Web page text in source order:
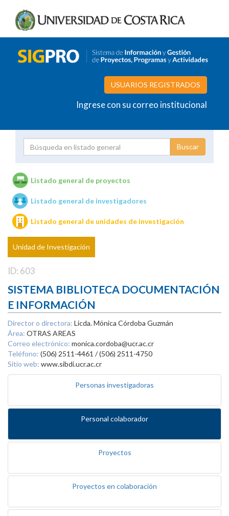
USUARIOS REGISTRADOS
Ingrese con su correo institucional
Unidades de investigación
Listado general de proyectos
Listado general de investigadores
Listado general de unidades de investigación
Unidad de Investigación
ID: 603
SISTEMA BIBLIOTECA DOCUMENTACIÓN
E INFORMACIÓN
Director o directora: Licda. Mónica Córdoba Guzmán
Área: OTRAS AREAS
Correo electrónico: monica.cordoba@ucr.ac.cr
Teléfono: (506) 2511-4461 / (506) 2511-4750
Sitio web: www.sibdi.ucr.ac.cr
Personas investigadoras
Personal colaborador
Proyectos
Proyectos en colaboración